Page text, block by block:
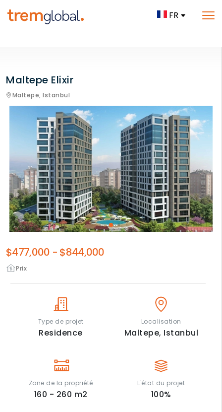
FR
Maltepe Elixir
Maltepe, Istanbul
Prix
$477,000 - $844,000
Type de projet
Residence
Localisation
Maltepe, Istanbul
Zone de la propriété
160 - 260 m2
L'état du projet
100%